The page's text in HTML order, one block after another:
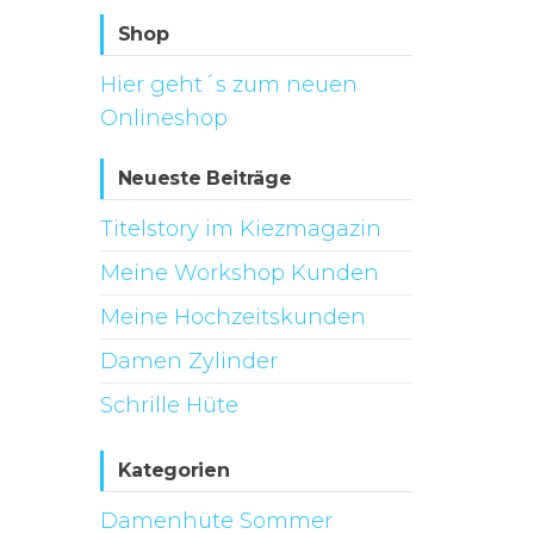
Shop
Hier geht´s zum neuen
Onlineshop
Neueste Beiträge
Titelstory im Kiezmagazin
Meine Workshop Kunden
Meine Hochzeitskunden
Damen Zylinder
Schrille Hüte
Kategorien
Damenhüte Sommer